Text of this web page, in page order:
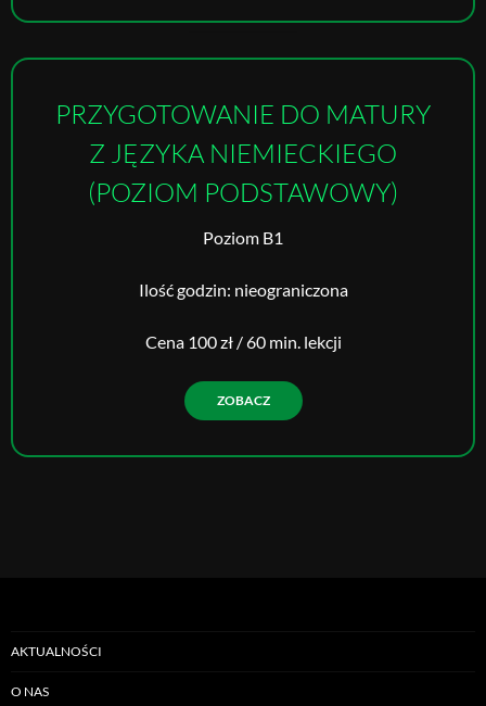
PRZYGOTOWANIE DO MATURY
Z JĘZYKA NIEMIECKIEGO
(POZIOM PODSTAWOWY)
Poziom B1
Ilość godzin: nieograniczona
Cena 100 zł / 60 min. lekcji
ZOBACZ
AKTUALNOŚCI
O NAS